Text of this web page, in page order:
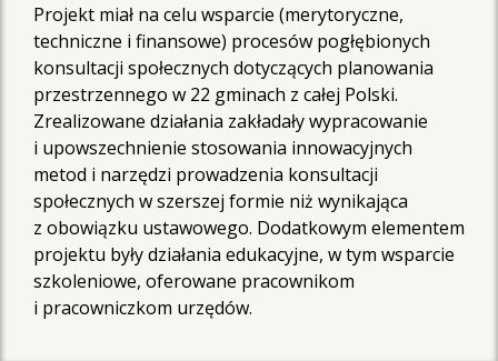
Projekt miał na celu wsparcie (merytoryczne,
techniczne i finansowe) procesów pogłębionych
konsultacji społecznych dotyczących planowania
przestrzennego w 22 gminach z całej Polski.
Zrealizowane działania zakładały wypracowanie
i upowszechnienie stosowania innowacyjnych
metod i narzędzi prowadzenia konsultacji
społecznych w szerszej formie niż wynikająca
z obowiązku ustawowego. Dodatkowym elementem
projektu były działania edukacyjne, w tym wsparcie
szkoleniowe, oferowane pracownikom
i pracowniczkom urzędów.